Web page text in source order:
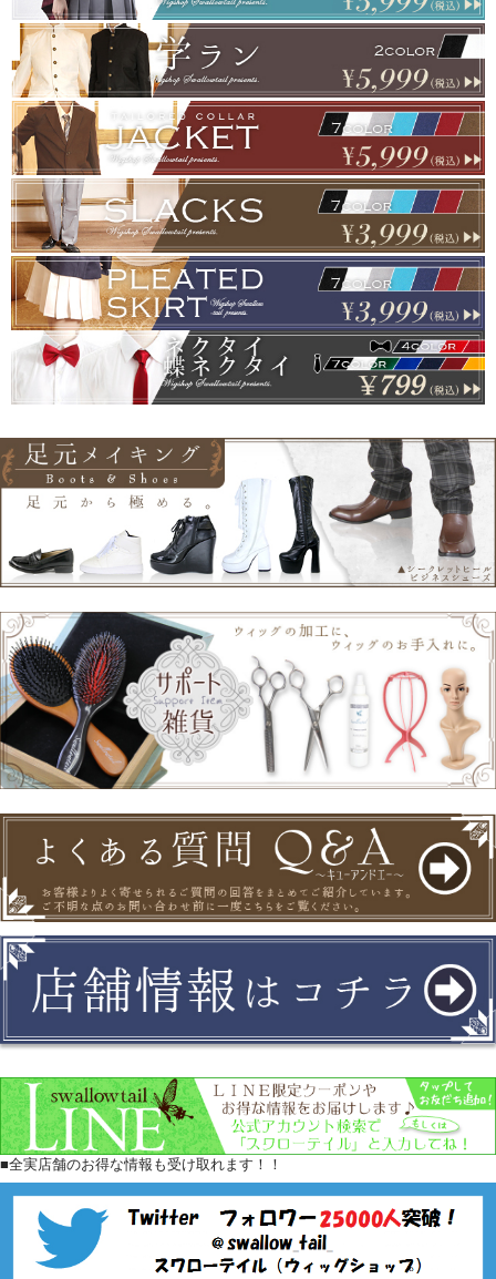
■全実店舗のお得な情報も受け取れます！！